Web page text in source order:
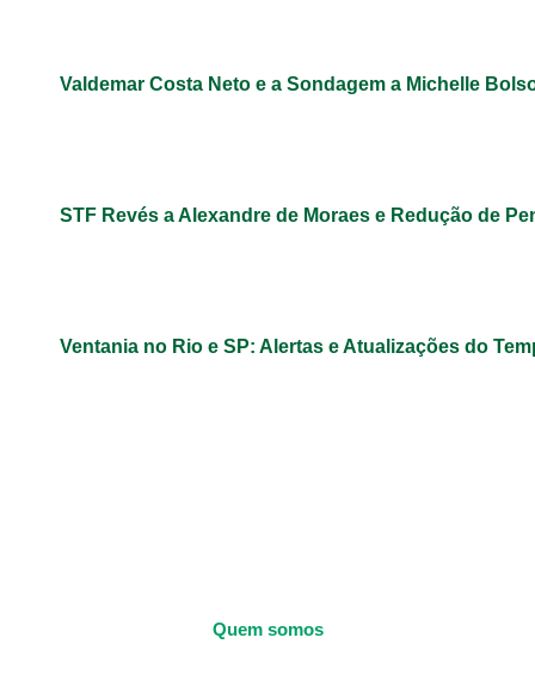
Valdemar Costa Neto e a Sondagem a Michelle
STF Revés a Alexandre de Moraes e Redução de
Ventania no Rio e SP: Alertas e Atualizações do
Quem somos